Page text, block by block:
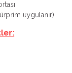
uygulanır)